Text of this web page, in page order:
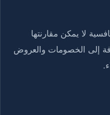
لا يمكن مقارنتها
إلى الخصومات والعروض